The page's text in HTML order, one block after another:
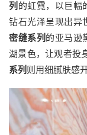
列 的虹霓，以巨幅
钻石光泽呈现出异
密缝系列 的亚马逊
湖景色，让观者投
系列 则用细腻肤感